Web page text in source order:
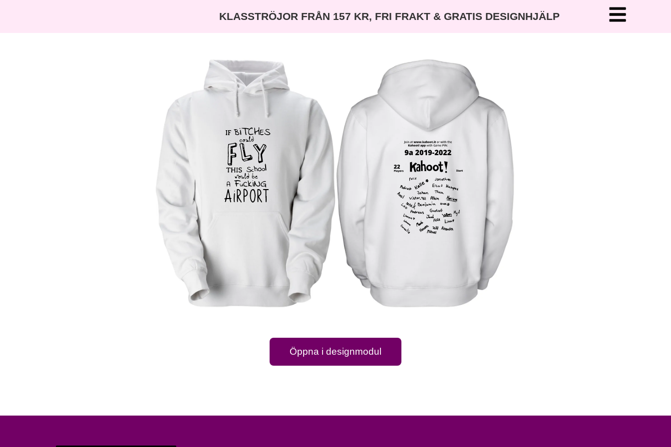
KLASSTRÖJOR FRÅN 157 KR, FRI FRAKT & GRATIS DESIGNHJÄLP
Öppna i designmodul